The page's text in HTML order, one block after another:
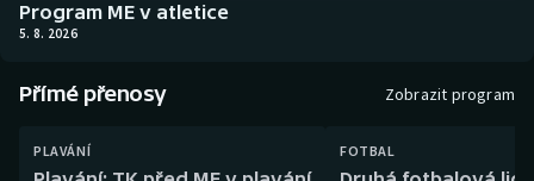
Biatlon
Boby a skeleton
Box
Aplikace ČT sport
AZ kvíz
Program ME v atletice
5. 8. 2026
Přímé přenosy Zobrazit program
PLAVÁNÍ FOTBAL